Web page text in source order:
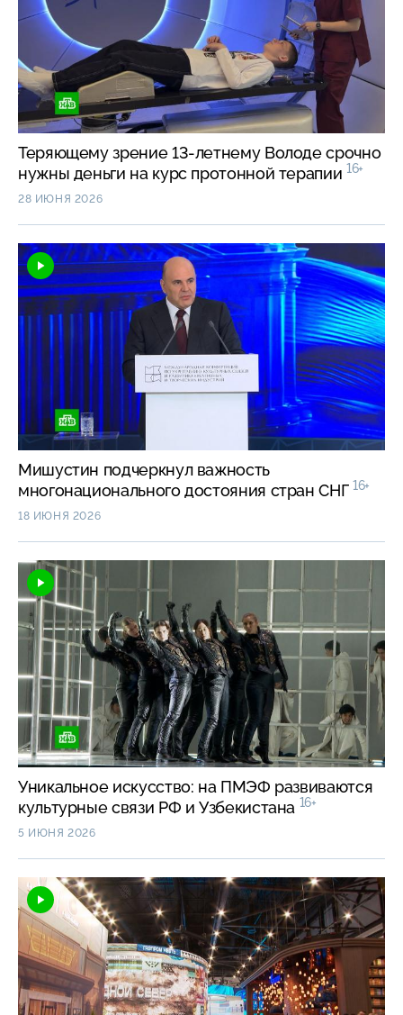
Теряющему зрение 13-летнему Володе срочно
нужны деньги на курс протонной терапии 16+
28 ИЮНЯ 2026
Мишустин подчеркнул важность
многонационального достояния стран СНГ 16+
18 ИЮНЯ 2026
Уникальное искусство: на ПМЭФ развиваются
культурные связи РФ и Узбекистана 16+
5 ИЮНЯ 2026